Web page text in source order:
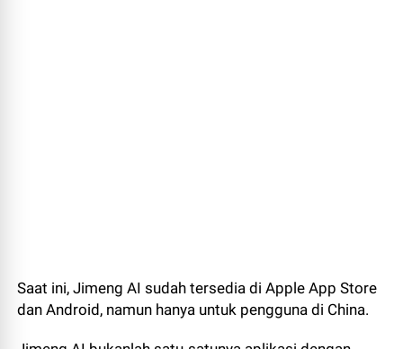
Saat ini, Jimeng AI sudah tersedia di Apple App Store
dan Android, namun hanya untuk pengguna di China.